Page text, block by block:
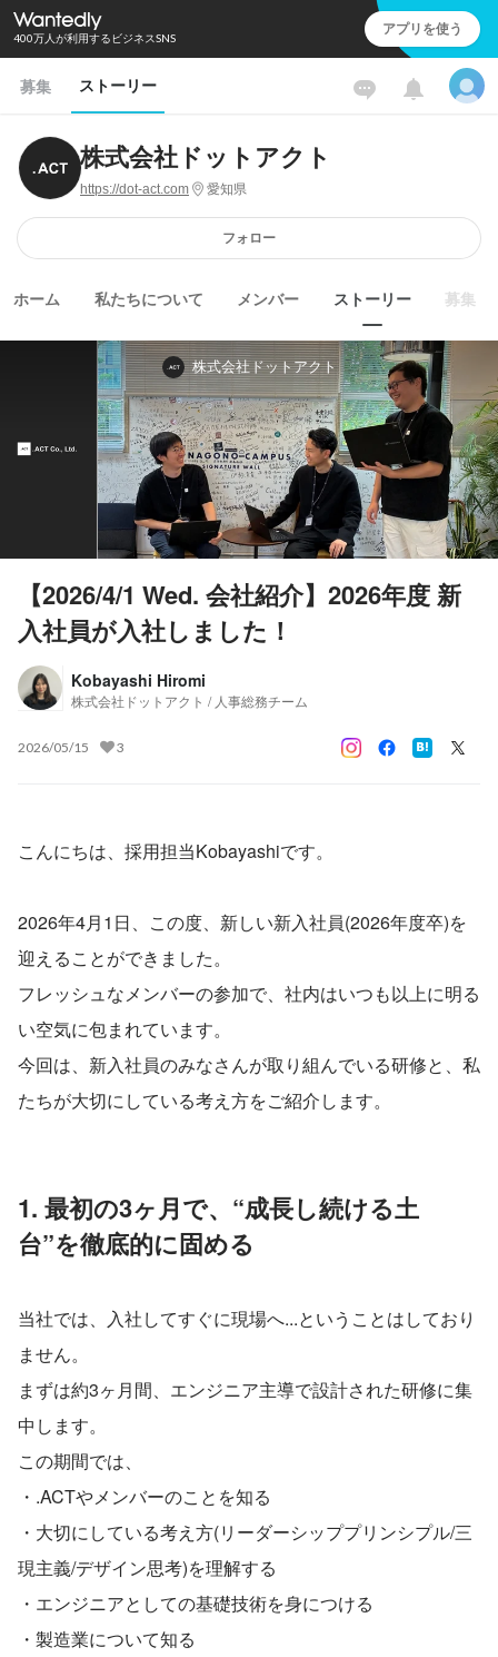
400万人が利用するビジネスSNS アプリを使う
募集 ストーリー
株式会社ドットアクト
https://dot-act.com 愛知県
フォロー
ホーム 私たちについて メンバー ストーリー 募集
株式会社ドットアクト
【2026/4/1 Wed. 会社紹介】2026年度 新
入社員が入社しました！
Kobayashi Hiromi
株式会社ドットアクト / 人事総務チーム
2026/05/15 3
こんにちは、採用担当Kobayashiです。
2026年4月1日、この度、新しい新入社員(2026年度卒)を
迎えることができました。
フレッシュなメンバーの参加で、社内はいつも以上に明る
い空気に包まれています。
今回は、新入社員のみなさんが取り組んでいる研修と、私
たちが大切にしている考え方をご紹介します。
1. 最初の3ヶ月で、“成長し続ける土
台”を徹底的に固める
当社では、入社してすぐに現場へ...ということはしており
ません。
まずは約3ヶ月間、エンジニア主導で設計された研修に集
中します。
この期間では、
・.ACTやメンバーのことを知る
・大切にしている考え方(リーダーシッププリンシプル/三
現主義/デザイン思考)を理解する
・エンジニアとしての基礎技術を身につける
・製造業について知る